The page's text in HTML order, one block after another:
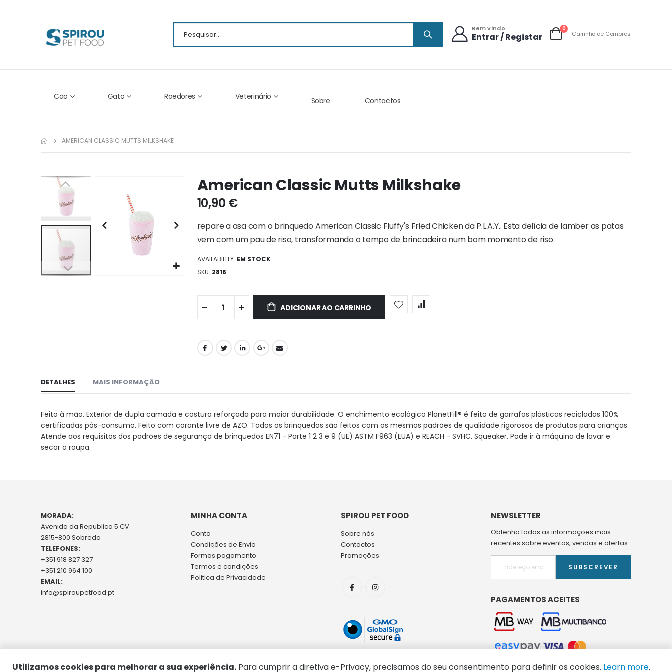
Utilizamos cookies para melhorar a sua experiência. Para cumprir a diretiva e-Privacy, precisamos do seu consentimento para definir os cookies. Learn more.
Bem vindo
Entrar / Registar Carrinho
0items
Carrinho de Compras
Cão Gato Roedores Veterinário Sobre Contactos
AMERICAN CLASSIC MUTTS MILKSHAKE
da
galeria
imagens
American Classic Mutts Milkshake
10,90 €
repare a asa com o brinquedo American Classic Fluffy's Fried Chicken da P.L.A.Y.. Esta delícia de lamber as patas
vem com um pau de riso, transformando o tempo de brincadeira num bom momento de riso.
AVAILABILITY: EM STOCK
SKU 2816
ADICIONAR AO CARRINHO
DETALHES
Feito à mão. Exterior de dupla camada e costura reforçada para maior durabilidade. O enchimento ecológico PlanetFill® é feito de garrafas plásticas recicladas 100%
certificadas pós-consumo. Feito com corante livre de AZO. Todos os brinquedos são feitos com os mesmos padrões de qualidade rigorosos de produtos para crianças.
Atende aos requisitos dos padrões de segurança de brinquedos EN71 - Parte 1 2 3 e 9 (UE) ASTM F963 (EUA) e REACH - SVHC. Squeaker. Pode ir à máquina de lavar e
secar a roupa.
MAIS INFORMAÇÃO
MORADA:
Avenida da Republica 5 CV
2815-800 Sobreda
TELEFONES:
+351 918 827 327
+351 210 964 100
EMAIL:
info@spiroupetfood.pt
MINHA CONTA
Conta
Condições de Envio
Formas pagamento
Termos e condições
Politica de Privacidade
SPIROU PET FOOD
Sobre nós
Contactos
Promoções
NEWSLETTER
Obtenha todas as informações mais
recentes sobre eventos, vendas e ofertas:
SUBSCREVER
PAGAMENTOS ACEITES